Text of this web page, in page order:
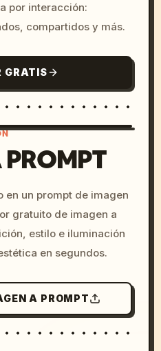
por interacción:
compartidos y más.
GRATIS
c, cyberpunk sunset, neon
colors, 8k --v 6.0
en un prompt de imagen
gratuito de imagen a
estilo e iluminación
en segundos.
A PROMPT